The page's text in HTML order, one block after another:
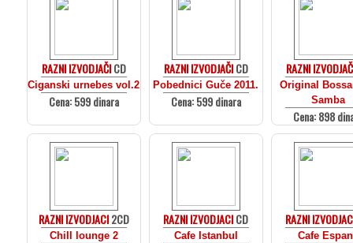
RAZNI IZVODJAČICD
Ciganski urnebes vol.2
Cena: 599 dinara
RAZNI IZVODJAČICD
Pobednici Guče 2011.
Cena: 599 dinara
RAZNI
Original
Samba
Cena: 898
RAZNI IZVODJACI2CD
Chill lounge 2
RAZNI IZVODJACICD
Cafe Istanbul
RAZNI
Cafe